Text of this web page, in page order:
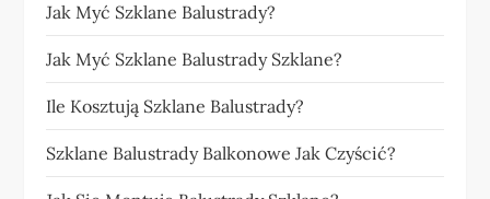
Jak Myć Szklane Balustrady?
Jak Myć Szklane Balustrady Szklane?
Ile Kosztują Szklane Balustrady?
Szklane Balustrady Balkonowe Jak Czyścić?